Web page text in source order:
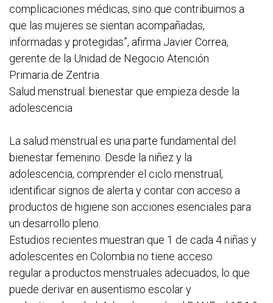
complicaciones médicas, sino que contribuimos a
que las mujeres se sientan acompañadas,
informadas y protegidas”, afirma Javier Correa,
gerente de la Unidad de Negocio Atención
Primaria de Zentria.
Salud menstrual: bienestar que empieza desde la
adolescencia
La salud menstrual es una parte fundamental del
bienestar femenino. Desde la niñez y la
adolescencia, comprender el ciclo menstrual,
identificar signos de alerta y contar con acceso a
productos de higiene son acciones esenciales para
un desarrollo pleno.
Estudios recientes muestran que 1 de cada 4 niñas y
adolescentes en Colombia no tiene acceso
regular a productos menstruales adecuados, lo que
puede derivar en ausentismo escolar y